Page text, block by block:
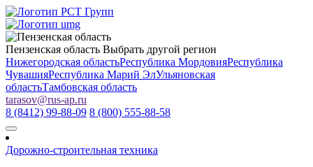
Пензенская область Выбрать другой регион
Нижегородская областьРеспублика МордовияРеспублика
ЧувашияРеспублика Марий ЭлУльяновская
областьТамбовская область
tarasov@rus-ap.ru
8 (8412) 99-88-09 8 (800) 555-88-58
Дорожно-строительная техника